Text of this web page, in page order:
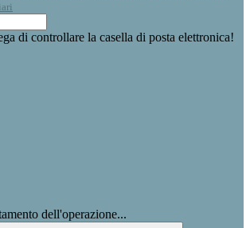
di controllare la casella di posta elettronica!
dell'operazione...